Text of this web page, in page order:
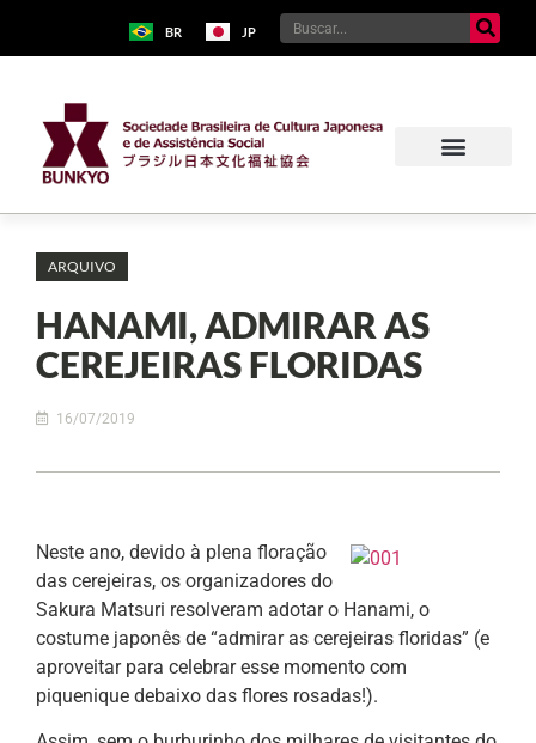
BR JP
ARQUIVO
HANAMI, ADMIRAR AS
CEREJEIRAS FLORIDAS
16/07/2019
Neste ano, devido à plena floração
das cerejeiras, os organizadores do
Sakura Matsuri resolveram adotar o Hanami, o
costume japonês de “admirar as cerejeiras floridas” (e
aproveitar para celebrar esse momento com
piquenique debaixo das flores rosadas!).